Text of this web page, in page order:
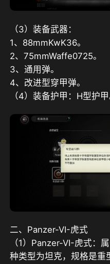
（3）装备武器：
1、88mmKwK36。
2、75mmWaffe0725。
3、通用弹。
4、改进型穿甲弹。
（4）装备护甲：H型护甲
二、Panzer-VI-虎式
（1）Panzer-VI-虎式：
种类型为坦克，规格是重